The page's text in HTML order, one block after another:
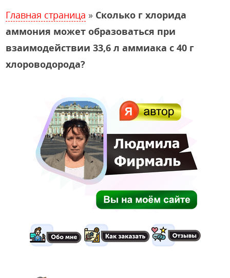
Главная страница » Сколько г хлорида
аммония может образоваться при
взаимодействии 33,6 л аммиака с 40 г
хлороводорода?